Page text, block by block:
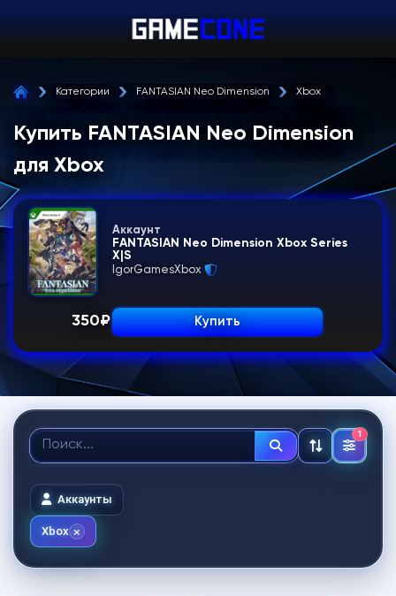
Категории FANTASIAN Neo Dimension Xbox
Купить FANTASIAN Neo Dimension
для Xbox
Аккаунт
FANTASIAN Neo Dimension Xbox Series
X|S
IgorGamesXbox
350₽ Купить
1
Аккаунты
Xbox